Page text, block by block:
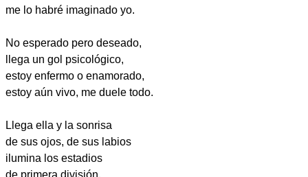
me lo habré imaginado yo.
No esperado pero deseado,
llega un gol psicológico,
estoy enfermo o enamorado,
estoy aún vivo, me duele todo.
Llega ella y la sonrisa
de sus ojos, de sus labios
ilumina los estadios
de primera división.